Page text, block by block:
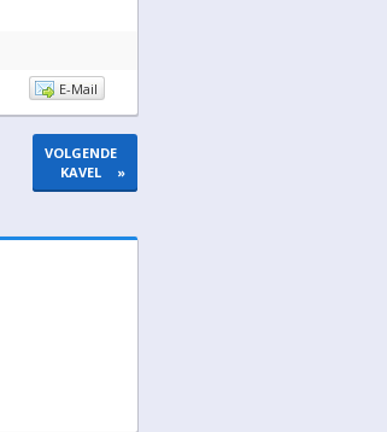
E-Mail
VOLGENDE
KAVEL
»